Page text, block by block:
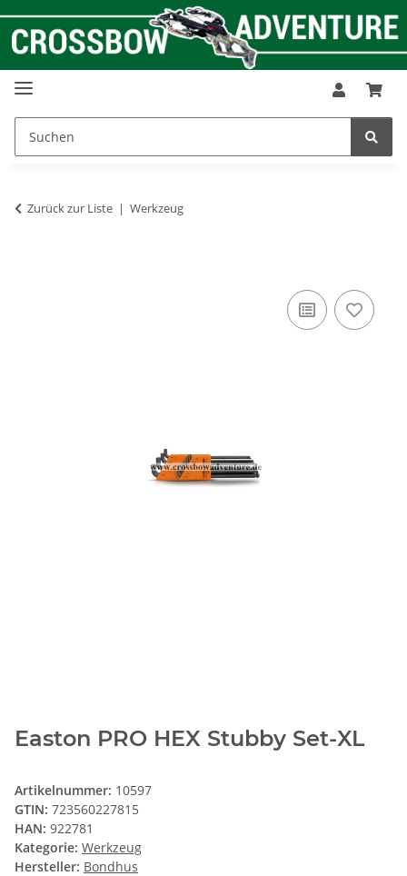
Zurück zur Liste Werkzeug
Easton PRO HEX Stubby Set-XL
Artikelnummer: 10597
GTIN: 723560227815
HAN: 922781
Kategorie: Werkzeug
Hersteller: Bondhus